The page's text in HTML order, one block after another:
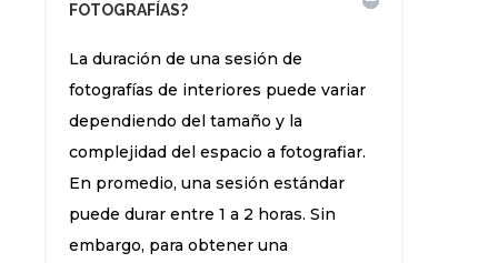
FOTOGRAFÍAS?
La duración de una sesión de
fotografías de interiores puede variar
dependiendo del tamaño y la
complejidad del espacio a fotografiar.
En promedio, una sesión estándar
puede durar entre 1 a 2 horas. Sin
embargo, para obtener una